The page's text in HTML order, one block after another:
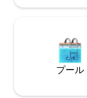
プール